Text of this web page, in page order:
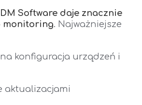
Software daje znacznie
monitoring. Najważniejsze
konfiguracja urządzeń i
aktualizacjami